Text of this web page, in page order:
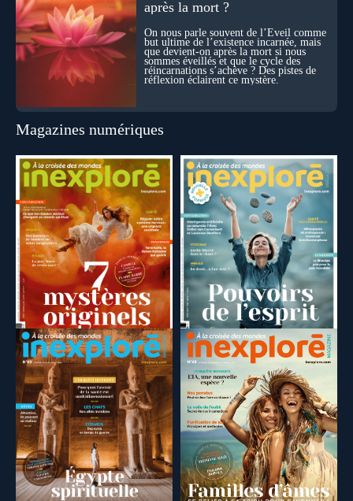
après la mort ?
On nous parle souvent de l’Éveil comme
but ultime de l’existence incarnée, mais
que devient-on après la mort si nous
sommes éveillés et que le cycle des
réincarnations s’achève ? Des pistes de
réflexion éclairent ce mystère.
Magazines numériques